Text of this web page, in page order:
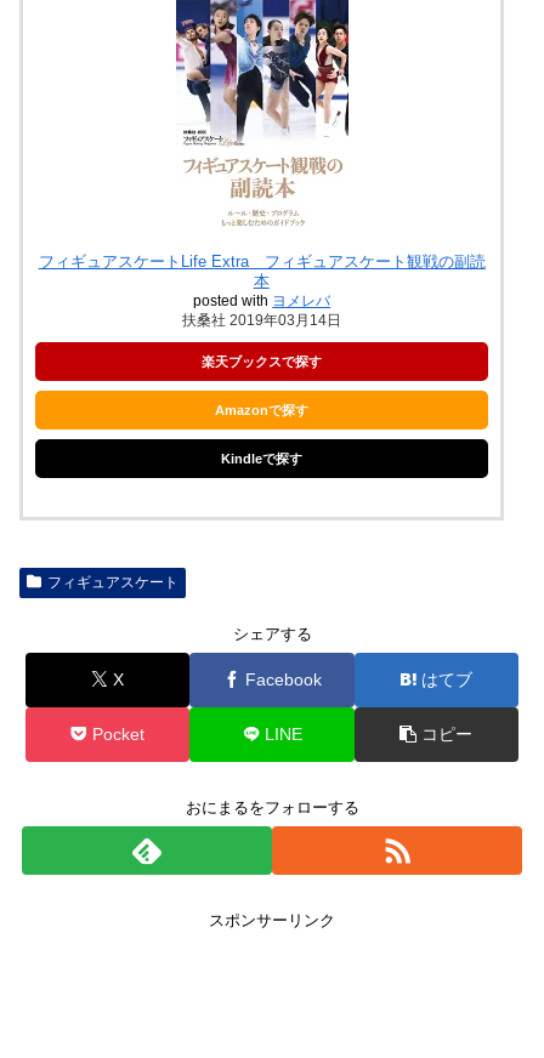
フィギュアスケートLife Extra フィギュアスケート観戦の副読
本
posted with ヨメレバ
扶桑社 2019年03月14日
楽天ブックスで探す
Amazonで探す
Kindleで探す
フィギュアスケート
シェアする
X Facebook はてブ
Pocket LINE コピー
おにまるをフォローする
スポンサーリンク